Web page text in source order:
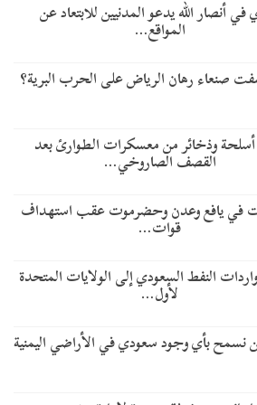
في أنصار الله يدعو المدنيين للابتعاد عن
المواقع…
صنعاء رهان الرياض على الحرب البرية؟
وذخائر من معسكرات الطوارئ بعد
القصف الصاروخي…
في يافع وعدن وحضرموت عقب استهداف
قوات…
النفط السعودي إلى الولايات المتحدة
لأول…
نسمح بأي وجود سعودي في الأراضي اليمنية